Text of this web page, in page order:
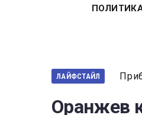
ЛАЙФСТАЙЛ
Оранжев